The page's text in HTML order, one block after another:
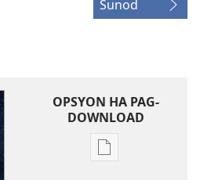
Sunod
OPSYON HA PAG-
DOWNLOAD
Opsyon